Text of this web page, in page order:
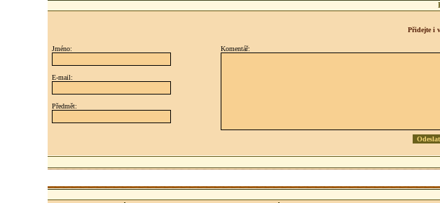
Přidejte i
Jméno:
E-mail:
Předmět:
Komentář: